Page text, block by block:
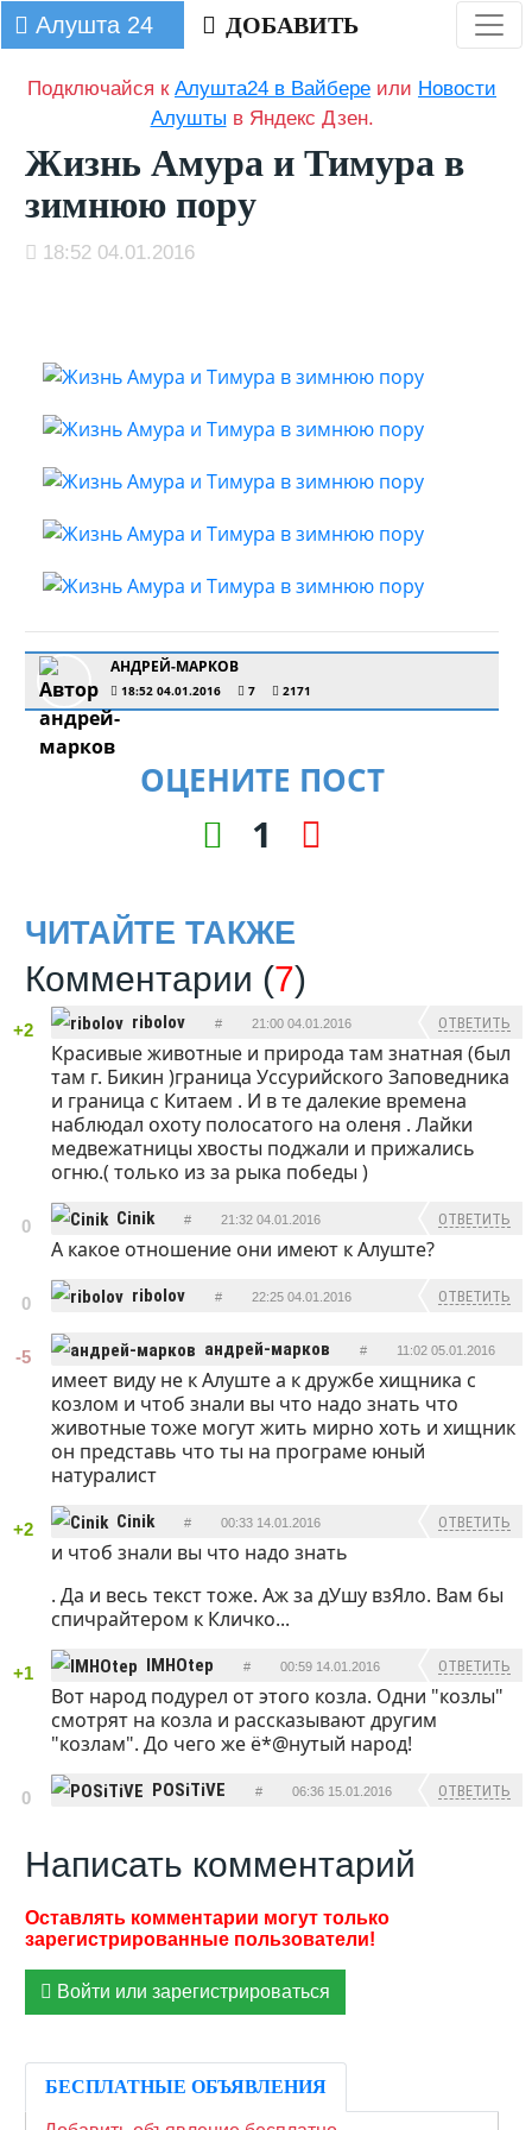
Алушта 24 ДОБАВИТЬ
Подключайся кАлушта24 в Вайбере или Новости
Алушты в Яндекс Дзен.
Жизнь Амура и Тимура в
зимнюю пору
18:52 04.01.2016
АНДРЕЙ-МАРКОВ
18:52 04.01.2016 7 2171
ОЦЕНИТЕ ПОСТ
1
ЧИТАЙТЕ ТАКЖЕ
Комментарии (7)
+2 ribolov # 21:00 04.01.2016 ОТВЕТИТЬ
Красивые животные и природа там знатная (был
там г. Бикин )граница Уссурийского Заповедника
и граница с Китаем . И в те далекие времена
наблюдал охоту полосатого на оленя . Лайки
медвежатницы хвосты поджали и прижались
огню.( только из за рыка победы )
0 Cinik # 21:32 04.01.2016 ОТВЕТИТЬ
А какое отношение они имеют к Алуште?
0 ribolov # 22:25 04.01.2016 ОТВЕТИТЬ
-5 андрей-марков # 11:02 05.01.2016
ОТВЕТИТЬ
имеет виду не к Алуште а к дружбе хищника с
козлом и чтоб знали вы что надо знать что
животные тоже могут жить мирно хоть и хищник
он представь что ты на програме юный
натуралист
+2 Cinik # 00:33 14.01.2016 ОТВЕТИТЬ
и чтоб знали вы что надо знать
. Да и весь текст тоже. Аж за дУшу взЯло. Вам бы
спичрайтером к Кличко...
+1 IMHOtep # 00:59 14.01.2016 ОТВЕТИТЬ
Вот народ подурел от этого козла. Одни "козлы"
смотрят на козла и рассказывают другим
"козлам". До чего же ё*@нутый народ!
0 POSiTiVE # 06:36 15.01.2016 ОТВЕТИТЬ
Написать комментарий
Войти или зарегистрироваться
БЕСПЛАТНЫЕ ОБЪЯВЛЕНИЯ